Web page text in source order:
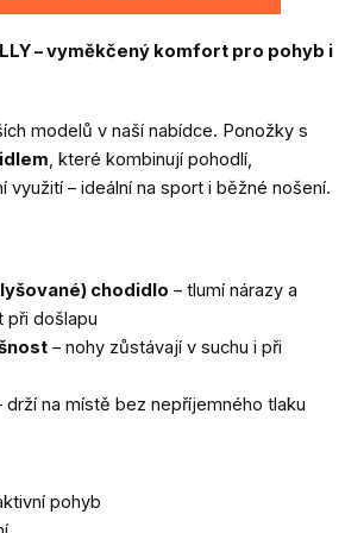
– vyměkčený komfort pro pohyb i
modelů v naší nabídce. Ponožky s
, které kombinují pohodlí,
využití – ideální na sport i běžné nošení.
chodidlo – tlumí nárazy a
při došlapu
– nohy zůstávají v suchu i při
drží na místě bez nepříjemného tlaku
pohyb